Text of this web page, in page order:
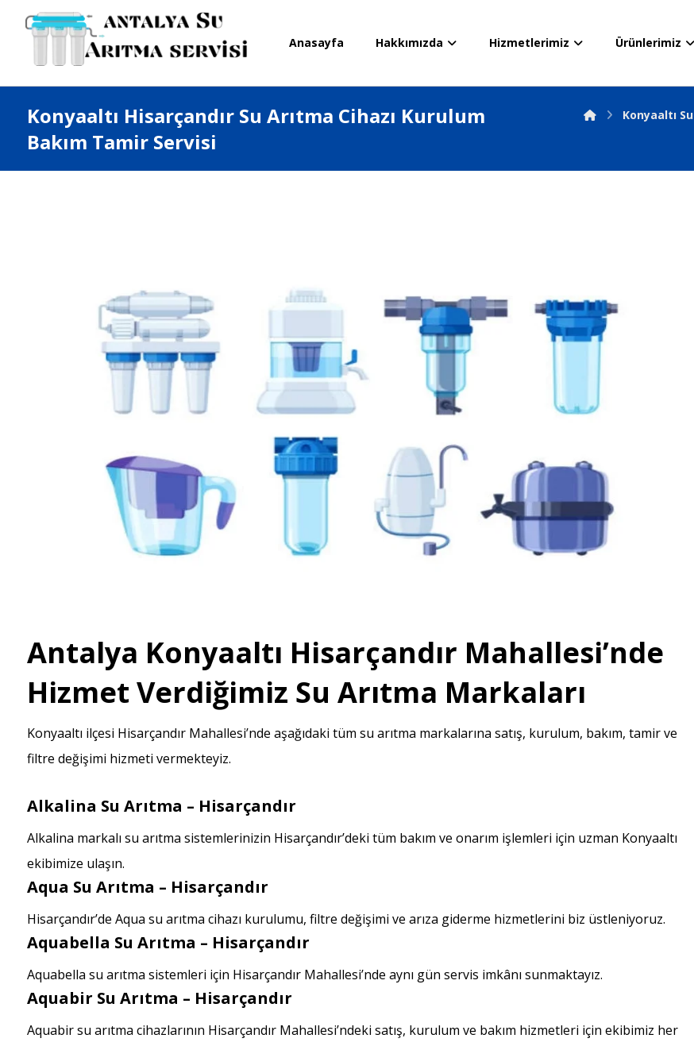
Anasayfa Hakkımızda Hizmetlerimiz Ürünlerimiz
Konyaaltı Hisarçandır Su Arıtma Cihazı Kurulum
Bakım Tamir Servisi
Konyaaltı
Antalya Konyaaltı Hisarçandır Mahallesi’nde
Hizmet Verdiğimiz Su Arıtma Markaları
Konyaaltı ilçesi Hisarçandır Mahallesi’nde aşağıdaki tüm su arıtma markalarına satış, kurulum, bakım, tamir ve
filtre değişimi hizmeti vermekteyiz.
Alkalina Su Arıtma – Hisarçandır
Alkalina markalı su arıtma sistemlerinizin Hisarçandır’deki tüm bakım ve onarım işlemleri için uzman Konyaaltı
ekibimize ulaşın.
Aqua Su Arıtma – Hisarçandır
Hisarçandır’de Aqua su arıtma cihazı kurulumu, filtre değişimi ve arıza giderme hizmetlerini biz üstleniyoruz.
Aquabella Su Arıtma – Hisarçandır
Aquabella su arıtma sistemleri için Hisarçandır Mahallesi’nde aynı gün servis imkânı sunmaktayız.
Aquabir Su Arıtma – Hisarçandır
Aquabir su arıtma cihazlarının Hisarçandır Mahallesi’ndeki satış, kurulum ve bakım hizmetleri için ekibimiz her